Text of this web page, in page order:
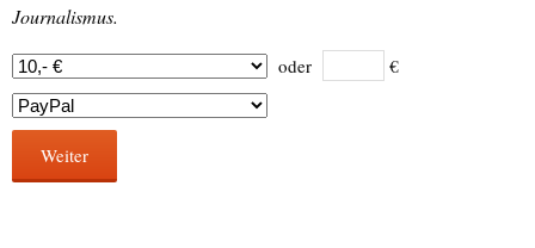
Journalismus.
oder €
Weiter